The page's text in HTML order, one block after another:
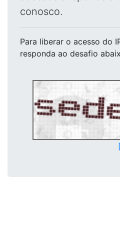
conosco.
Para liberar o acesso do
responda ao desafio